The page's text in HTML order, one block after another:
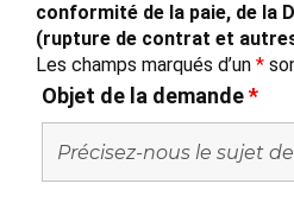
conformité de la paie, de la
(rupture de contrat et
Les champs marqués d’un *
Objet de la demande*